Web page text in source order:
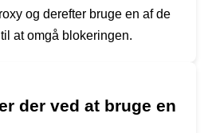
og derefter bruge en af de
at omgå blokeringen.
der ved at bruge en